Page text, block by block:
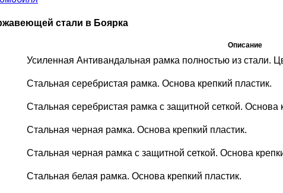
стали в Боярка
Описание
Усиленная Антивандальная рамка полностью из стали.
Стальная серебристая рамка. Основа крепкий пластик.
Стальная серебристая рамка с защитной сеткой. Основа
Стальная черная рамка. Основа крепкий пластик.
Стальная черная рамка с защитной сеткой. Основа
Стальная белая рамка. Основа крепкий пластик.